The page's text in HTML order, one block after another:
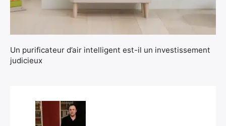
Un purificateur d’air intelligent est-il un investissement
judicieux
×